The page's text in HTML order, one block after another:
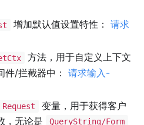
增加默认值设置特性： 请求
方法，用于自定义上下文
件/拦截器中： 请求输入-
Request
变量，用于获得客户
，无论是
QueryString/Form